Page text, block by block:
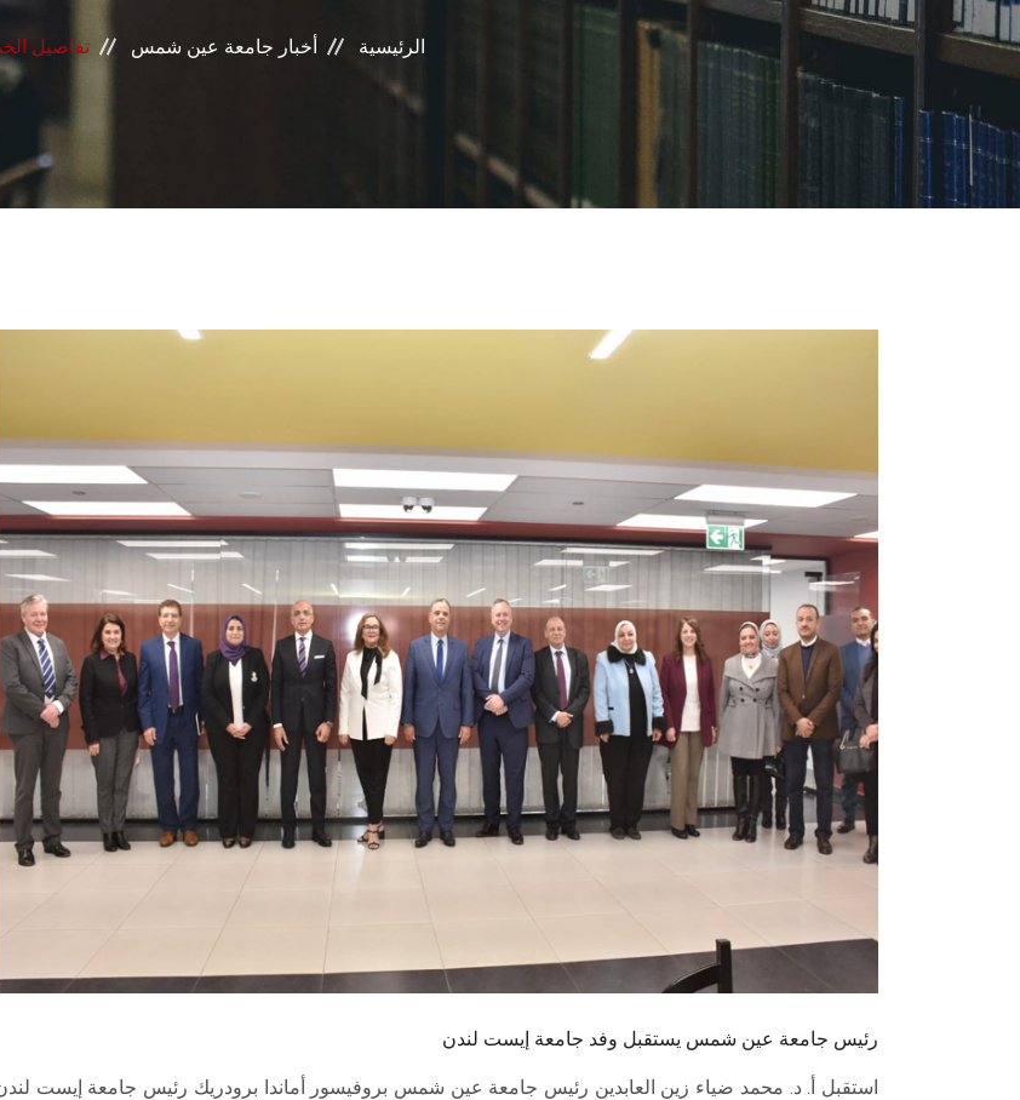
الرئيسية أخبار جامعة عين شمس تفاصيل
رئيس جامعة عين شمس يستقبل وفد جامعة إيست لندن
استقبل أ. د. محمد ضياء زين العابدين رئيس جامعة عين شمس بروفيسور أماندا برودريك رئيس جامعة إيست